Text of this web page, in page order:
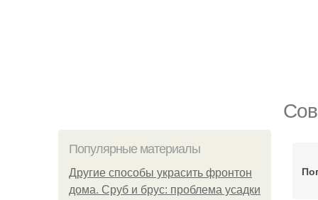
Популярные материалы
Другие способы украсить фронтон
дома. Сруб и брус: проблема усадки